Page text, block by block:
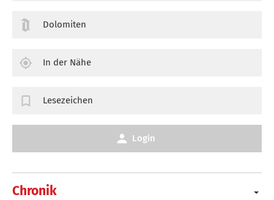
Chronik
Dolomiten
In der Nähe
Lesezeichen
Login